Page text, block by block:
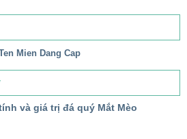
và giá trị đá quý Mắt Mèo